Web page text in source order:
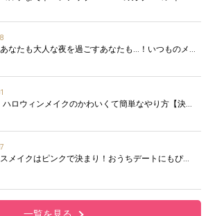
なたも大人な夜を過ごすあなたも…！いつものメ…
ハロウィンメイクのかわいくて簡単なやり方【決…
メイクはピンクで決まり！おうちデートにもぴ…